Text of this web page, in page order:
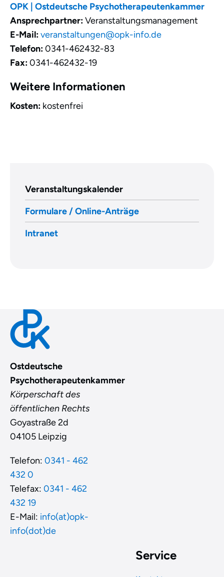
OPK | Ostdeutsche Psychotherapeutenkammer
Ansprechpartner:Veranstaltungsmanagement
E-Mail:veranstaltungen@opk-info.de
Telefon:0341-462432-83
Fax:0341-462432-19
Weitere Informationen
Kosten: kostenfrei
Veranstaltungskalender
Formulare / Online-Anträge
Intranet
Ostdeutsche
Psychotherapeutenkammer
Körperschaft des
öffentlichen Rechts
Goyastraße 2d
04105 Leipzig
Telefon: 0341 - 462
432 0
Telefax: 0341 - 462
432 19
E-Mail: info(at)opk-
info(dot)de
Service